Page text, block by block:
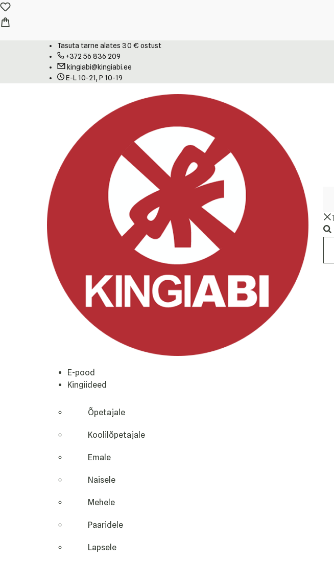
Tasuta tarne alates 30 € ostust
+372 56 836 209
kingiabi@kingiabi.ee
E-L 10-21, P 10-19
E-pood
Kingiideed
Õpetajale
Koolilõpetajale
Emale
Naisele
Mehele
Paaridele
Lapsele